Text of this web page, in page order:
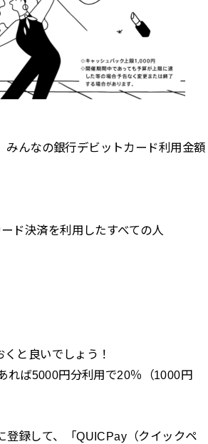
みんなの銀行デビットカード利用金額
ド決済を利用したすべての人
と良いでしょう！
れば5000円分利用で20％（1000円
録して、「QUICPay（クイックペ